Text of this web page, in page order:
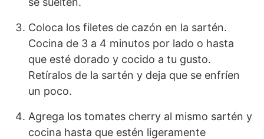
Coloca los filetes de cazón en la sartén.
Cocina de 3 a 4 minutos por lado o hasta
que esté dorado y cocido a tu gusto.
Retíralos de la sartén y deja que se enfríen
un poco.
Agrega los tomates cherry al mismo sartén y
cocina hasta que estén ligeramente